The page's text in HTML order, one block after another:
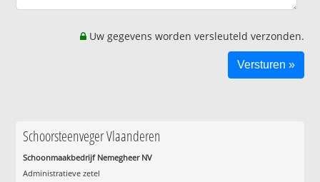
Uw gegevens worden versleuteld verzonden.
Schoorsteenveger Vlaanderen
Schoonmaakbedrijf Nemegheer NV
Administratieve zetel